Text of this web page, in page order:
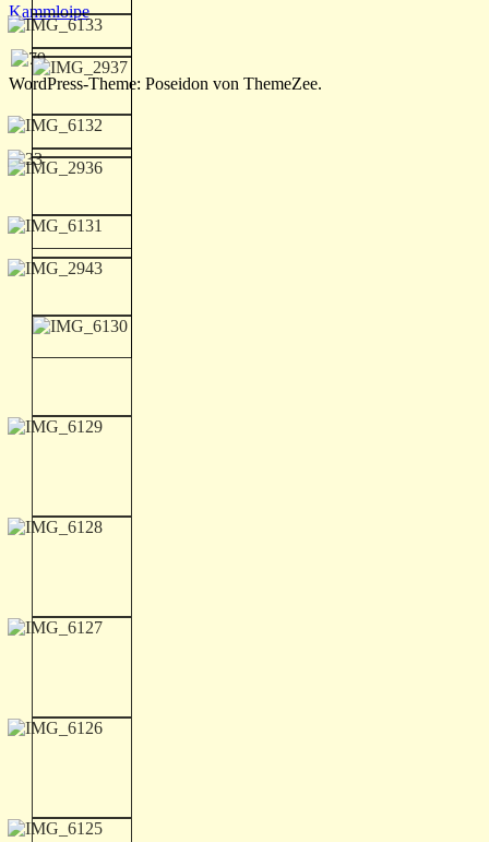
Kammloipe
WordPress-Theme: Poseidon von ThemeZee.